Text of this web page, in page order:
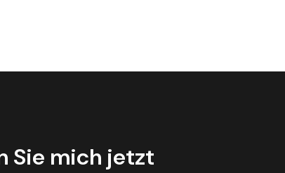
Sie mich jetzt